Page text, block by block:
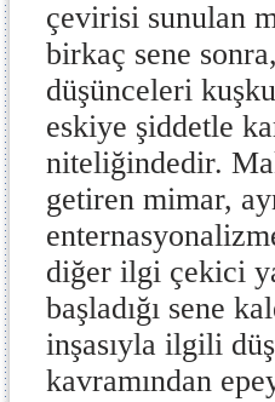
çevirisi sunulan
birkaç sene
düşünceleri
eskiye şiddetle
niteliğindedir.
getiren mimar,
diğer ilgi çekici
başladığı sene
inşasıyla ilgili
kavramından